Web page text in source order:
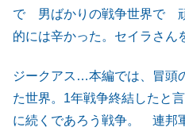
で 男ばかりの戦争世界で
的には辛かった。セイラさん
ジークアス…本編では、冒頭
た世界。1年戦争終結したと
に続くであろう戦争。 連邦